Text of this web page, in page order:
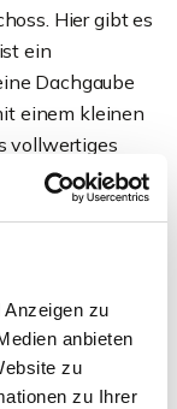
zu
anbieten
zu
zu Ihrer
Hier gibt es
ein
Dachgaube
einem kleinen
vollwertiges
nicht mehr so
Die
wollen und